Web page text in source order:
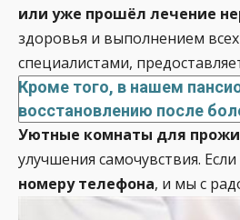
или уже прошёл лечение
здоровья и выполнением
специалистами,
Кроме того, в нашем
восстановлению после
Уютные комнаты для
улучшения самочувствия.
номеру телефона, и мы с